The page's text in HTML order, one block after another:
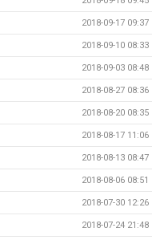
2018-09-17 09:37
2018-09-10 08:33
2018-09-03 08:48
2018-08-27 08:36
2018-08-20 08:35
2018-08-17 11:06
2018-08-13 08:47
2018-08-06 08:51
2018-07-30 12:26
2018-07-24 21:48